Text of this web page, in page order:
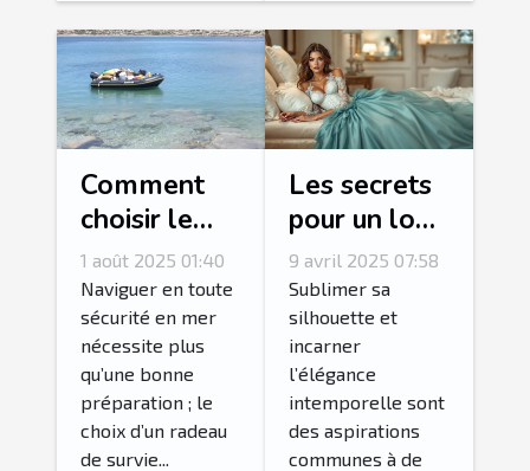
Comment
choisir le
bon radeau
de survie
pour votre
équipage ?
1 août 2025 01:40
Naviguer en toute
sécurité en mer
nécessite plus
qu’une bonne
préparation ; le
choix d’un radeau
de survie...
Les secrets
pour un look
glamoureux
avec des
corsets et
bustiers
9 avril 2025 07:58
Sublimer sa
silhouette et
incarner
l’élégance
intemporelle sont
des aspirations
communes à de